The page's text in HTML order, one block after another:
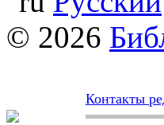
© 2026
Контакты